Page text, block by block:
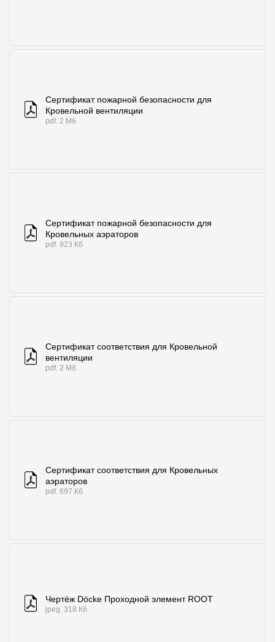
Сертификат пожарной безопасности для
Кровельной вентиляции
pdf. 2 Мб
Сертификат пожарной безопасности для
Кровельных аэраторов
pdf. 923 Кб
Сертификат соответствия для Кровельной
вентиляции
pdf. 2 Мб
Сертификат соответствия для Кровельных
аэраторов
pdf. 697 Кб
Чертёж Döcke Проходной элемент ROOT
jpeg. 318 Кб